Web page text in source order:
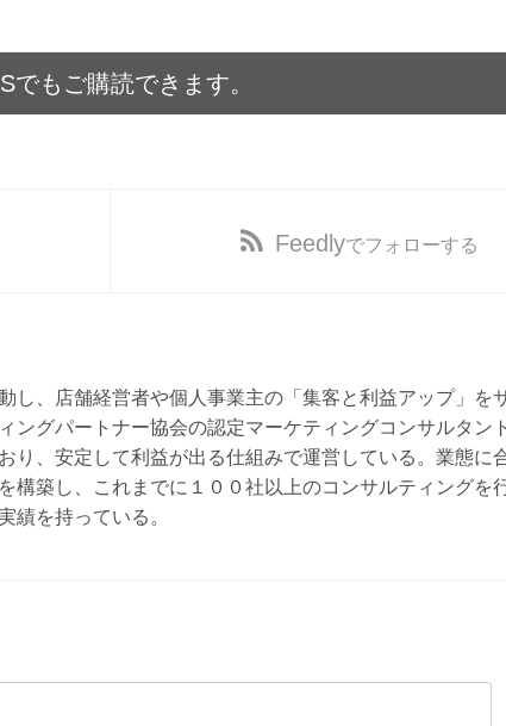
でもご購読できます。
Feedlyでフォローする
し、店舗経営者や個人事業主の「集客と利益アップ」を
ングパートナー協会の認定マーケティングコンサルタント
り、安定して利益が出る仕組みで運営している。業態に
構築し、これまでに１００社以上のコンサルティングを
績を持っている。